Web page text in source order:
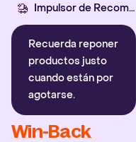
Impulsor de Recompra
Recuerda reponer
productos justo
cuando están por
agotarse.
Win-Back